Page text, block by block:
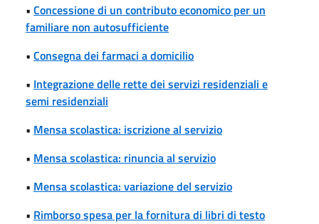
• Concessione di un contributo economico per un
familiare non autosufficiente
• Consegna dei farmaci a domicilio
• Integrazione delle rette dei servizi residenziali e
semi residenziali
• Mensa scolastica: iscrizione al servizio
• Mensa scolastica: rinuncia al servizio
• Mensa scolastica: variazione del servizio
• Rimborso spesa per la fornitura di libri di testo